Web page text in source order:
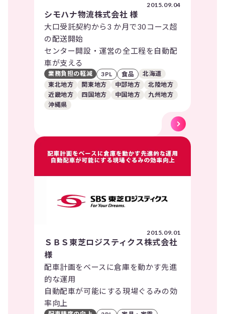
2015.09.04
シモハナ物流株式会社 様
大口受託契約から3 か月で30コース超
の配送開始
センター開設・運営の全工程を自動配
車が支える
業務負担の軽減 3PL 食品
北海道
東北地方
関東地方 中部地方
北陸地方
近畿地方
四国地方 中国地方
九州地方
沖縄県
2015.09.01
ＳＢＳ東芝ロジスティクス株式会社
様
配車計画をベースに倉庫を動かす先進
的な運用
自動配車が可能にする現場ぐるみの効
率向上